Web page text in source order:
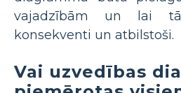
vajadzībām un lai
konsekventi un atbilstoši.
Vai uzvedības